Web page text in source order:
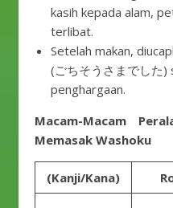
kasih kepada alam,
terlibat.
Setelah makan,
(ごちそうさまでした)
penghargaan.
Macam-Macam
Memasak Washoku
(Kanji/Kana)